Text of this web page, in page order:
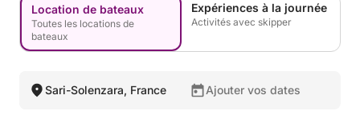
Location de bateaux
Toutes les locations de
bateaux
Expériences à la journée
Activités avec skipper
Sari-Solenzara, France Ajouter vos dates